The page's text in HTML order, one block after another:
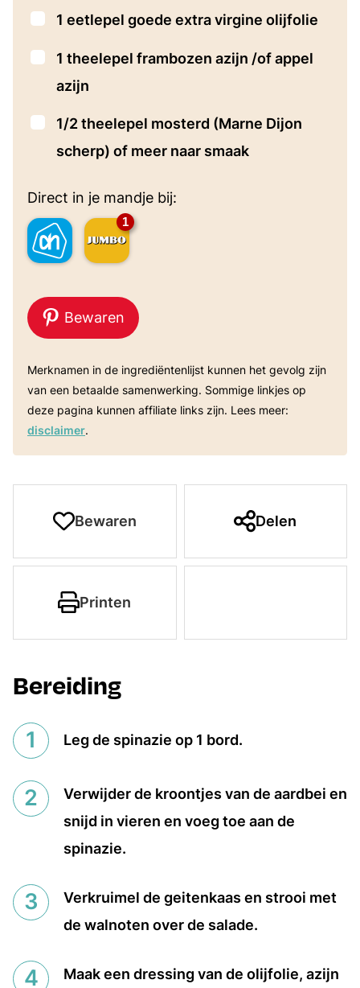
▢
1 eetlepel goede extra virgine olijfolie
▢
1 theelepel frambozen azijn /of appel
azijn
▢
1/2theelepel mosterd (Marne Dijon
scherp) of meer naar smaak
Direct in je mandje bij:
1
Bewaren
Merknamen in de ingrediëntenlijst kunnen het gevolg zijn
van een betaalde samenwerking. Sommige linkjes op
deze pagina kunnen affiliate links zijn. Lees meer:
disclaimer.
Bewaren Delen
Printen
Bereiding
Leg de spinazie op 1 bord.
Verwijder de kroontjes van de aardbei en
snijd in vieren en voeg toe aan de
spinazie.
Verkruimel de geitenkaas en strooi met
de walnoten over de salade.
Maak een dressing van de olijfolie, azijn